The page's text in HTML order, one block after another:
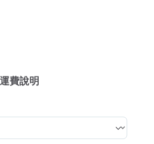
費說明